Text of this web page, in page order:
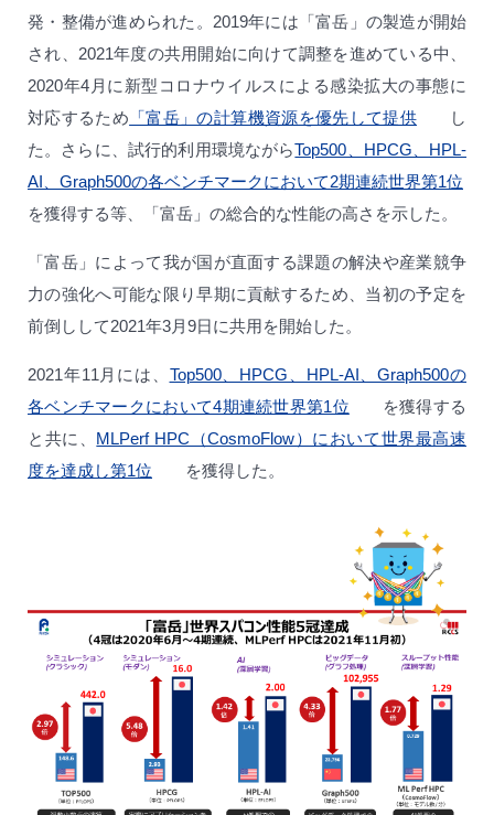
発・整備が進められた。2019年には「富岳」の製造が開始
され、2021年度の共用開始に向けて調整を進めている中、
2020年4月に新型コロナウイルスによる感染拡大の事態に
対応するため 「富岳」の計算機資源を優先して提供
し
た。さらに、試行的利用環境ながらTop500、HPCG、HPL-
AI、Graph500の各ベンチマークにおいて2期連続世界第1位
を獲得する等、「富岳」の総合的な性能の高さを示した。
「富岳」によって我が国が直面する課題の解決や産業競争
力の強化へ可能な限り早期に貢献するため、当初の予定を
前倒しして2021年3月9日に共用を開始した。
2021年11月には、 Top500、HPCG、HPL-AI、Graph500の
各ベンチマークにおいて4期連続世界第1位
を獲得する
と共に、 MLPerf HPC（CosmoFlow）において世界最高速
度を達成し第1位
を獲得した。